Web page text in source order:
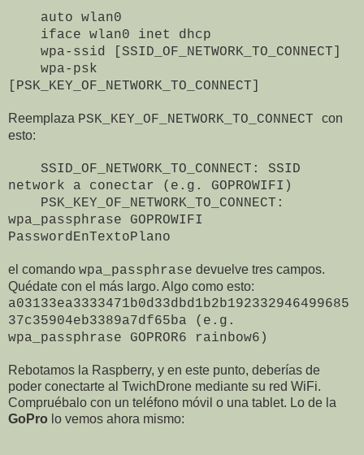
auto wlan0
iface wlan0 inet dhcp
wpa-ssid [SSID_OF_NETWORK_TO_CONNECT]
wpa-psk
[PSK_KEY_OF_NETWORK_TO_CONNECT]
Reemplaza PSK_KEY_OF_NETWORK_TO_CONNECT con
esto:
SSID_OF_NETWORK_TO_CONNECT: SSID
network a conectar (e.g. GOPROWIFI)
PSK_KEY_OF_NETWORK_TO_CONNECT:
wpa_passphrase GOPROWIFI
PasswordEnTextoPlano
el comando wpa_passphrase devuelve tres campos.
Quédate con el más largo. Algo como esto:
a03133ea3333471b0d33dbd1b2b192332946499685
37c35904eb3389a7df65ba (e.g.
wpa_passphrase GOPROR6 rainbow6)
Rebotamos la Raspberry, y en este punto, deberías de
poder conectarte al TwichDrone mediante su red WiFi.
Compruébalo con un teléfono móvil o una tablet. Lo de la
GoPro lo vemos ahora mismo: